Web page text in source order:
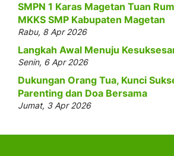
SMPN 1 Karas Magetan Tuan
MKKS SMP Kabupaten Magetan
Rabu, 8 Apr 2026
Langkah Awal Menuju
Senin, 6 Apr 2026
Dukungan Orang Tua, Kunci
Parenting dan Doa Bersama
Jumat, 3 Apr 2026